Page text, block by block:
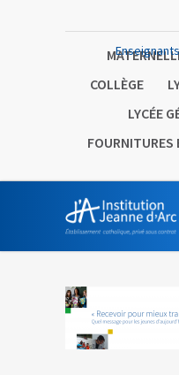
COLLÈGE
LYCÉE
FOURNITURES
Enseignants